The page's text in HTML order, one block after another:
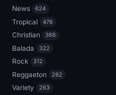
News 624
Tropical 478
Christian 368
Balada 322
Rock 312
Reggaeton 282
Variety 263